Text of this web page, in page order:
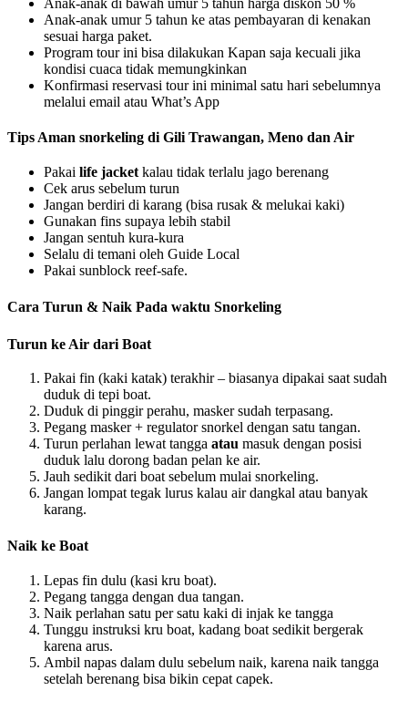
Anak-anak umur 5 tahun ke atas pembayaran di kenakan
sesuai harga paket.
Program tour ini bisa dilakukan Kapan saja kecuali jika
kondisi cuaca tidak memungkinkan
Konfirmasi reservasi tour ini minimal satu hari sebelumnya
melalui email atau What’s App
Tips Aman snorkeling di Gili Trawangan, Meno dan Air
Pakai life jacket kalau tidak terlalu jago berenang
Cek arus sebelum turun
Jangan berdiri di karang (bisa rusak & melukai kaki)
Gunakan fins supaya lebih stabil
Jangan sentuh kura-kura
Selalu di temani oleh Guide Local
Pakai sunblock reef-safe.
Cara Turun & Naik Pada waktu Snorkeling
Turun ke Air dari Boat
Pakai fin (kaki katak) terakhir – biasanya dipakai saat sudah
duduk di tepi boat.
Duduk di pinggir perahu, masker sudah terpasang.
Pegang masker + regulator snorkel dengan satu tangan.
Turun perlahan lewat tangga atau masuk dengan posisi
duduk lalu dorong badan pelan ke air.
Jauh sedikit dari boat sebelum mulai snorkeling.
Jangan lompat tegak lurus kalau air dangkal atau banyak
karang.
Naik ke Boat
Lepas fin dulu (kasi kru boat).
Pegang tangga dengan dua tangan.
Naik perlahan satu per satu kaki di injak ke tangga
Tunggu instruksi kru boat, kadang boat sedikit bergerak
karena arus.
Ambil napas dalam dulu sebelum naik, karena naik tangga
setelah berenang bisa bikin cepat capek.